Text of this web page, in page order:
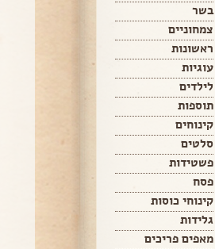
בשר
צמחוניים
ראשונות
עוגיות
לילדים
תוספות
קינוחים
סלטים
פשטידות
פסח
קינוחי כוסות
גלידות
מאפים פריכים